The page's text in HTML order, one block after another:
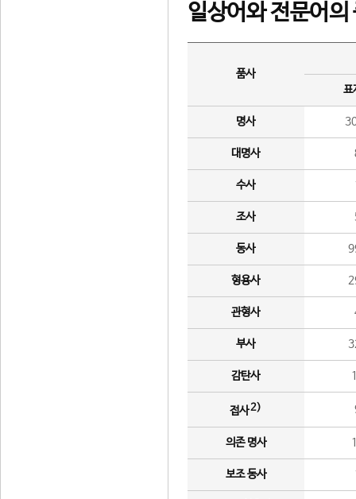
일상어와 전문어의
품사
표
명사
대명사
수사
조사
동사
형용사
관형사
부사
감탄사
접사2)
의존 명사
보조 동사